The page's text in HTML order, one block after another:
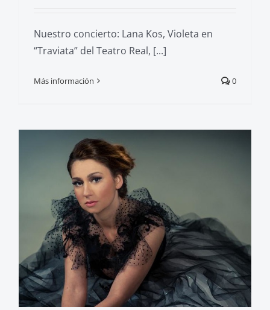
Nuestro concierto: Lana Kos, Violeta en
“Traviata” del Teatro Real, [...]
Más información 0